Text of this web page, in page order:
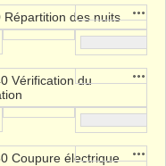
Répartition des nuits
Vérification du
Coupure électrique